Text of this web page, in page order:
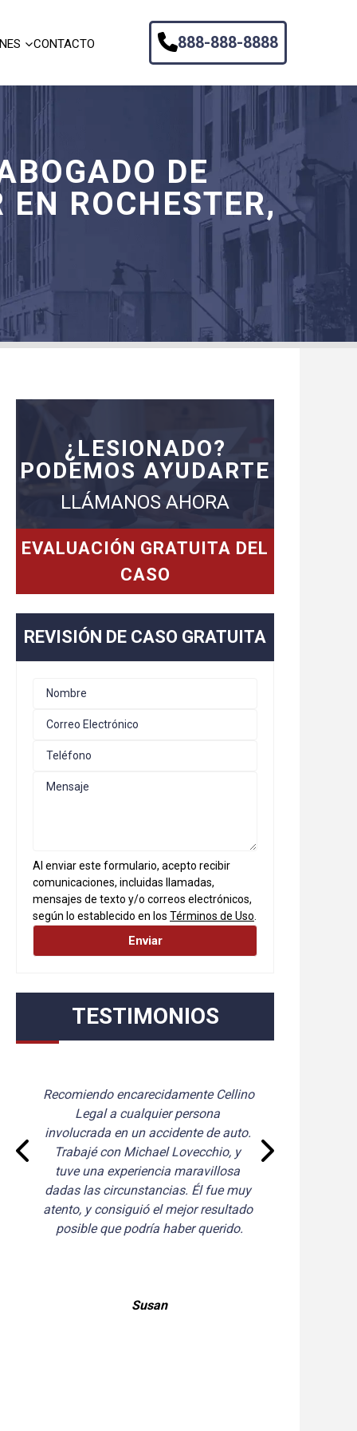
CONTACTO 888-888-8888
DE
ROCHESTER,
¿LESIONADO?
PODEMOS AYUDARTE
LLÁMANOS AHORA
EVALUACIÓN GRATUITA DEL
CASO
REVISIÓN DE CASO GRATUITA
Al enviar este formulario, acepto recibir
comunicaciones, incluidas llamadas,
mensajes de texto y/o correos electrónicos,
según lo establecido en los Términos de Uso
TESTIMONIOS
encarecidamente Cellino
Legal a cualquier persona
en un accidente de auto.
Trabajé con Michael Lovecchio, y
tuve una experiencia maravillosa
las circunstancias. Él fue muy
y consiguió el mejor resultado
posible que podría haber querido.